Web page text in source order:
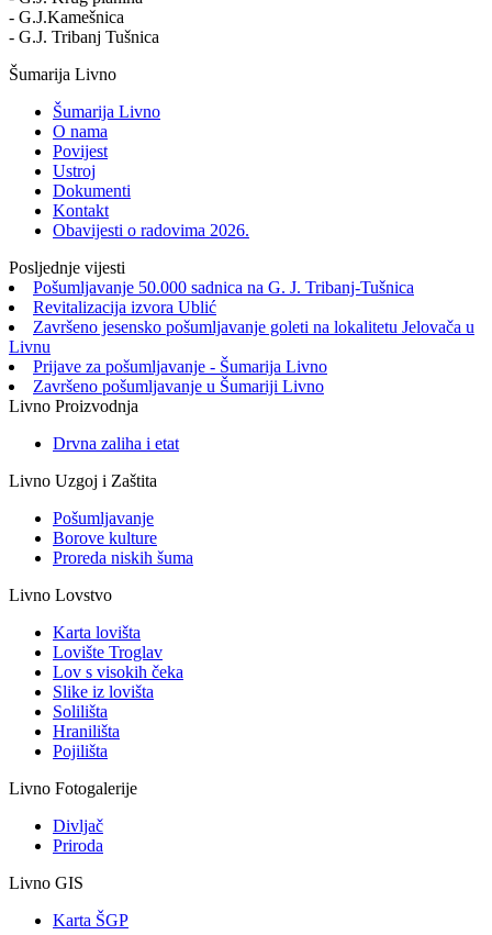
- G.J.Kamešnica
- G.J. Tribanj Tušnica
Šumarija Livno
Šumarija Livno
O nama
Povijest
Ustroj
Dokumenti
Kontakt
Obavijesti o radovima 2026.
Posljednje vijesti
Pošumljavanje 50.000 sadnica na G. J. Tribanj-Tušnica
Revitalizacija izvora Ublić
Završeno jesensko pošumljavanje goleti na lokalitetu Jelovača u
Livnu
Prijave za pošumljavanje - Šumarija Livno
Završeno pošumljavanje u Šumariji Livno
Livno Proizvodnja
Drvna zaliha i etat
Livno Uzgoj i Zaštita
Pošumljavanje
Borove kulture
Proreda niskih šuma
Livno Lovstvo
Karta lovišta
Lovište Troglav
Lov s visokih čeka
Slike iz lovišta
Solilišta
Hranilišta
Pojilišta
Livno Fotogalerije
Divljač
Priroda
Livno GIS
Karta ŠGP